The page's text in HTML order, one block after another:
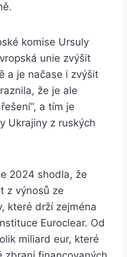
komise Ursuly
unie zvýšit
a je načase i zvýšit
že je ale
a tím je
Ukrajiny z ruských
2024 shodla, že
z výnosů ze
které drží zejména
Euroclear. Od
miliard eur, které